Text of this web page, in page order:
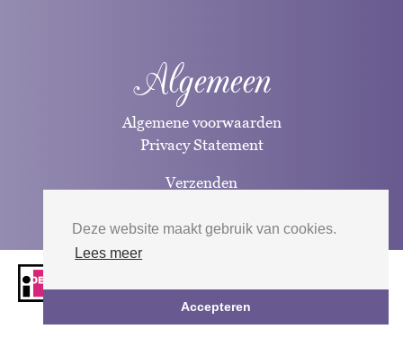
Deze website maakt gebruik van cookies.
Lees meer
Accepteren
Algemeen
Algemene voorwaarden
Privacy Statement
Verzenden